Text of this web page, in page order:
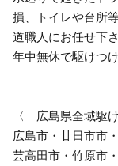
損、トイレや台所
道職人にお任せ下
年中無休で駆けつ
〈 広島県全域駆
広島市・廿日市市
芸高田市・竹原市